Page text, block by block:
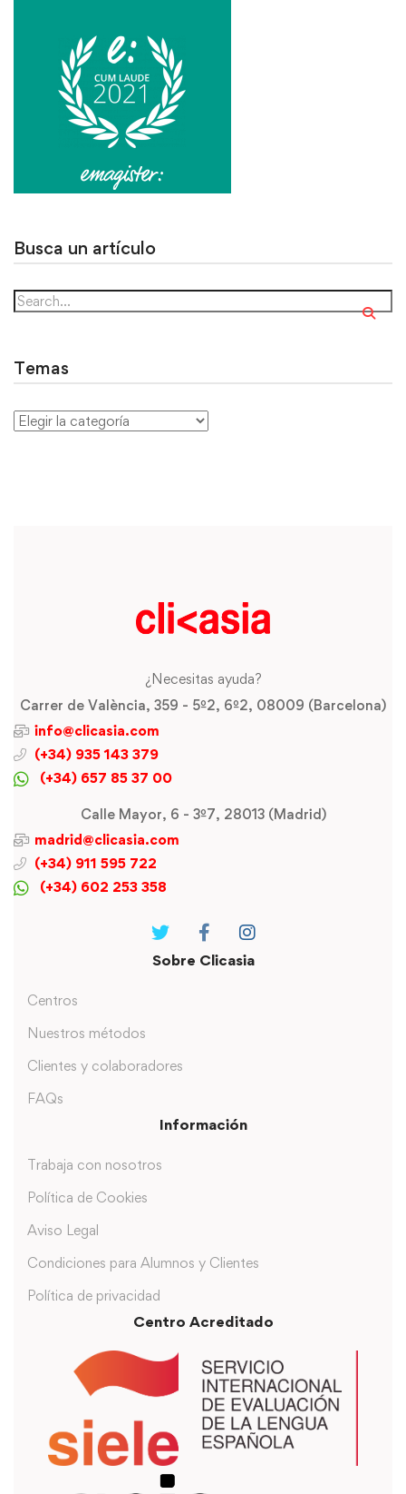
Busca un artículo
Temas
¿Necesitas ayuda?
Carrer de València, 359 - 5º2, 6º2, 08009 (Barcelona)
info@clicasia.com
(+34) 935 143 379
(+34) 657 85 37 00
Calle Mayor, 6 - 3º7, 28013 (Madrid)
madrid@clicasia.com
(+34) 911 595 722
(+34) 602 253 358
Sobre Clicasia
Centros
Nuestros métodos
Clientes y colaboradores
FAQs
Información
Trabaja con nosotros
Política de Cookies
Aviso Legal
Condiciones para Alumnos y Clientes
Política de privacidad
Centro Acreditado